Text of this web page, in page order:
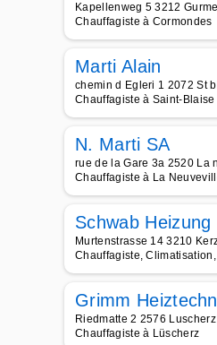
Kapellenweg 5 3212
Chauffagiste à Cormondes
Marti Alain
chemin d Egleri 1 2072 St
Chauffagiste à Saint-Blaise
N. Marti SA
rue de la Gare 3a 2520 La
Chauffagiste à La
Schwab
Murtenstrasse 14 3210
Chauffagiste,
Grimm
Riedmatte 2 2576
Chauffagiste à Lüscherz